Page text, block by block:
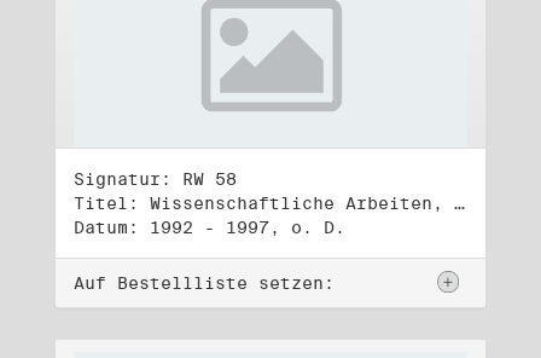
Signatur: RW 58
Titel: Wissenschaftliche Arbeiten, Studien und Manuskripte Dritter (2)
Datum: 1992 - 1997, o. D.
Auf Bestellliste setzen: